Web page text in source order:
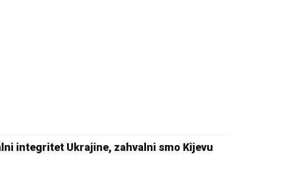
integritet Ukrajine, zahvalni smo Kijevu